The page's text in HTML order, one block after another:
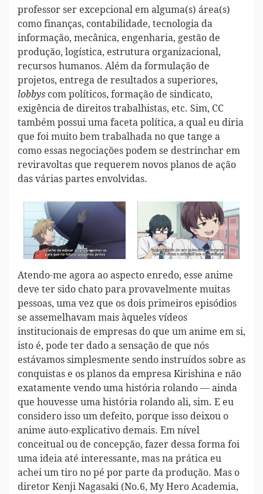
professor ser excepcional em alguma(s) área(s)
como finanças, contabilidade, tecnologia da
informação, mecânica, engenharia, gestão de
produção, logística, estrutura organizacional,
recursos humanos. Além da formulação de
projetos, entrega de resultados a superiores,
lobbys com políticos, formação de sindicato,
exigência de direitos trabalhistas, etc. Sim, CC
também possui uma faceta política, a qual eu diria
que foi muito bem trabalhada no que tange a
como essas negociações podem se destrinchar em
reviravoltas que requerem novos planos de ação
das várias partes envolvidas.
Atendo-me agora ao aspecto enredo, esse anime
deve ter sido chato para provavelmente muitas
pessoas, uma vez que os dois primeiros episódios
se assemelhavam mais àqueles vídeos
institucionais de empresas do que um anime em si,
isto é, pode ter dado a sensação de que nós
estávamos simplesmente sendo instruídos sobre as
conquistas e os planos da empresa Kirishina e não
exatamente vendo uma história rolando — ainda
que houvesse uma história rolando ali, sim. E eu
considero isso um defeito, porque isso deixou o
anime auto-explicativo demais. Em nível
conceitual ou de concepção, fazer dessa forma foi
uma ideia até interessante, mas na prática eu
achei um tiro no pé por parte da produção. Mas o
diretor Kenji Nagasaki (No.6, My Hero Academia,